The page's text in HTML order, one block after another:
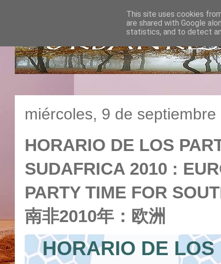
miércoles, 9 de septiembre
HORARIO DE LOS
SUDAFRICA 2010 :
PARTY TIME FOR
南非2010年：欧洲
HORARIO DE
This site uses cookies
are shared with Google
statistics, and to detect